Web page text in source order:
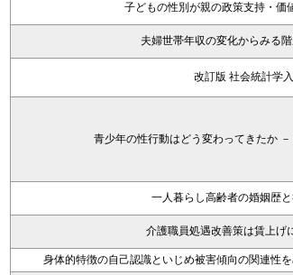
子どもの性別が親の政策支持・価
夫婦世帯年収の変化からみる
改訂版 社会統計学
青少年の性行動はどう変わってきたか
一人暮らし高齢者の婚姻歴
介護職員処遇改善策は賃上げ
身体的特徴の自己認識といじめ被害傾向の関連性